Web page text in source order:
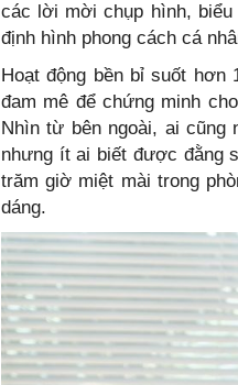
các lời mời chụp hình,
định hình phong cách cá
Hoạt động bền bỉ suốt hơn
đam mê để chứng minh
Nhìn từ bên ngoài, ai cũng
nhưng ít ai biết được đằng
trăm giờ miệt mài trong
dáng.